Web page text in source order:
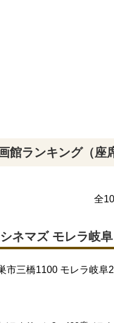
館ランキング（座
全
ネマズ モレラ岐阜
市三橋1100 モレラ岐阜